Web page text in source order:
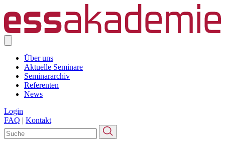
Über uns
Aktuelle Seminare
Seminararchiv
Referenten
News
Login
FAQ | Kontakt